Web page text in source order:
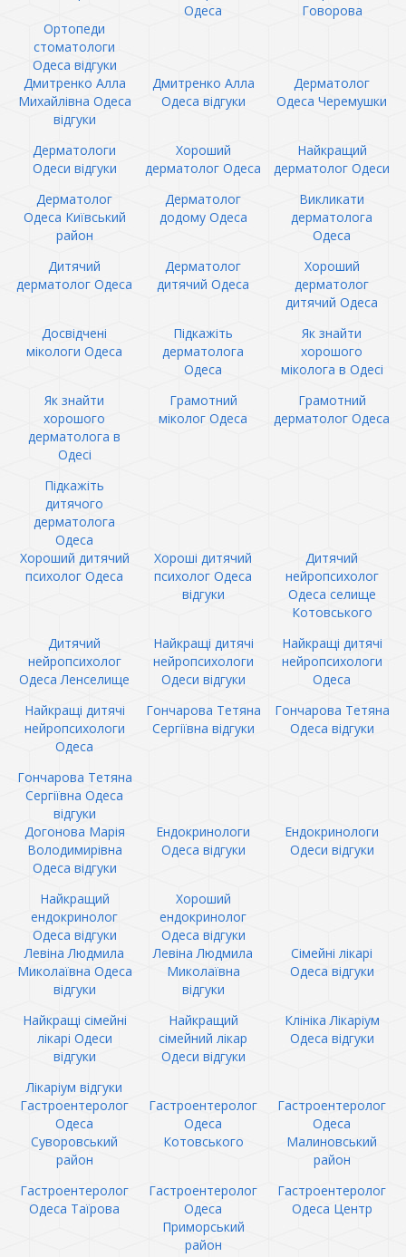
Одеса
Говорова
Ортопеди
стоматологи
Одеса відгуки
Дмитренко Алла
Михайлівна Одеса
відгуки
Дмитренко Алла
Одеса відгуки
Дерматолог
Одеса Черемушки
Дерматологи
Одеси відгуки
Хороший
дерматолог Одеса
Найкращий
дерматолог Одеси
Дерматолог
Одеса Київський
район
Дерматолог
додому Одеса
Викликати
дерматолога
Одеса
Дитячий
дерматолог Одеса
Дерматолог
дитячий Одеса
Хороший
дерматолог
дитячий Одеса
Досвідчені
мікологи Одеса
Підкажіть
дерматолога
Одеса
Як знайти
хорошого
міколога в Одесі
Як знайти
хорошого
дерматолога в
Одесі
Грамотний
міколог Одеса
Грамотний
дерматолог Одеса
Підкажіть
дитячого
дерматолога
Одеса
Хороший дитячий
психолог Одеса
Хороші дитячий
психолог Одеса
відгуки
Дитячий
нейропсихолог
Одеса селище
Котовського
Дитячий
нейропсихолог
Одеса Ленселище
Найкращі дитячі
нейропсихологи
Одеси відгуки
Найкращі дитячі
нейропсихологи
Одеса
Найкращі дитячі
нейропсихологи
Одеса
Гончарова Тетяна
Сергіївна відгуки
Гончарова Тетяна
Одеса відгуки
Гончарова Тетяна
Сергіївна Одеса
відгуки
Догонова Марія
Володимирівна
Одеса відгуки
Ендокринологи
Одеса відгуки
Ендокринологи
Одеси відгуки
Найкращий
ендокринолог
Одеса відгуки
Хороший
ендокринолог
Одеса відгуки
Левіна Людмила
Миколаївна Одеса
відгуки
Левіна Людмила
Миколаївна
відгуки
Сімейні лікарі
Одеса відгуки
Найкращі сімейні
лікарі Одеси
відгуки
Найкращий
сімейний лікар
Одеси відгуки
Клініка Лікаріум
Одеса відгуки
Лікаріум відгуки
Гастроентеролог
Одеса
Суворовський
район
Гастроентеролог
Одеса
Котовського
Гастроентеролог
Одеса
Малиновський
район
Гастроентеролог
Одеса Таїрова
Гастроентеролог
Одеса
Приморський
район
Гастроентеролог
Одеса Центр